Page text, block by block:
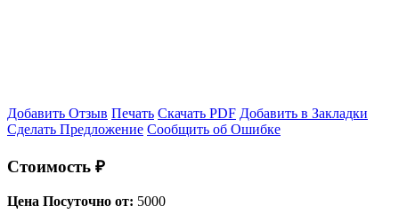
Добавить Отзыв Печать Скачать PDF Добавить в Закладки
Сделать Предложение Сообщить об Ошибке
Стоимость ₽
Цена Посуточно от: 5000